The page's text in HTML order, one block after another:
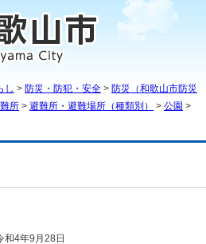
し > 防災・防犯・安全 > 防災（和歌山市防災
所 > 避難所・避難場所（種類別） > 公園 >
4年9月28日